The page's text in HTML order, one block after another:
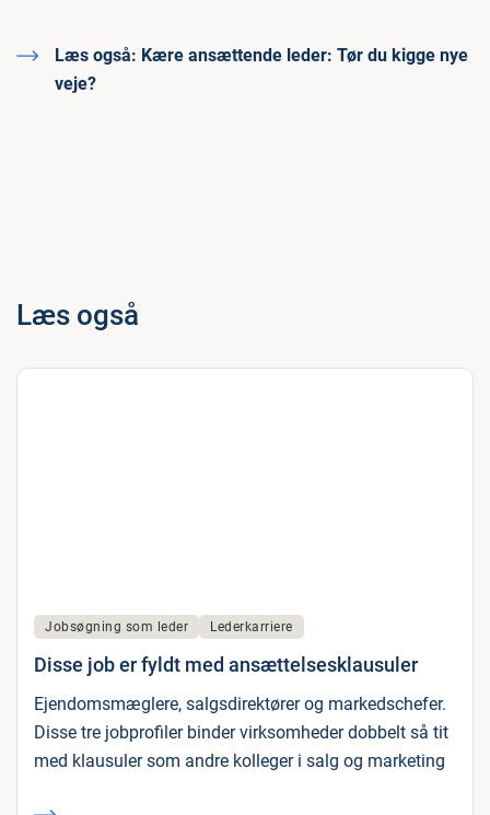
Læs også: Kære ansættende leder: Tør du kigge nye
veje?
Læs også
Jobsøgning som leder Lederkarriere
Disse job er fyldt med ansættelsesklausuler
Ejendomsmæglere, salgsdirektører og markedschefer.
Disse tre jobprofiler binder virksomheder dobbelt så tit
med klausuler som andre kolleger i salg og marketing